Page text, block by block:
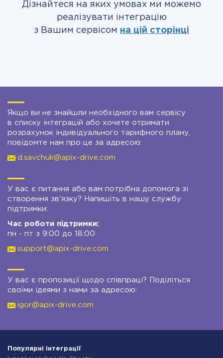
Дізнайтеся на яких умовах ми можемо
реалізувати інтеграцію
з Вашим сервісом на цій сторінці
Якщо ви не знайшли необхідного вам сервісу
в списку інтеграцій або хочете отримати
розрахунок індивідуального тарифного плану,
повідомте нам про це за адресою:
d.savchuk@apix-drive.com
У вас є питання або вам потрібна допомога зі
створення зв'язку? Напишіть в нашу службу
підтримки:
Час роботи підтримки:
пн - пт з 9:00 до 18:00
support@apix-drive.com
У вас є пропозиції щодо співпраці? Поділіться
своїми ідеями з нами за адресою:
igor@apix-drive.com
Популярні інтеграції